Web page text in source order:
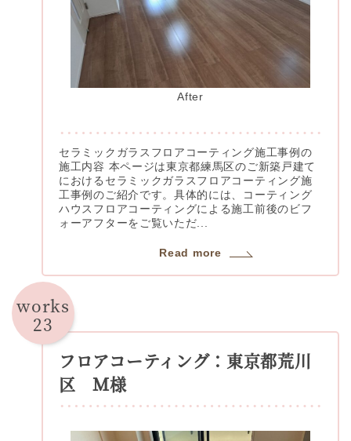
After
セラミックガラスフロアコーティング施工事例の
施工内容 本ページは東京都練馬区のご新築戸建て
におけるセラミックガラスフロアコーティング施
工事例のご紹介です。具体的には、コーティング
ハウスフロアコーティングによる施工前後のビフ
ォーアフターをご覧いただ...
Read more
works
23
フロアコーティング：東京都荒川
区 Ｍ様